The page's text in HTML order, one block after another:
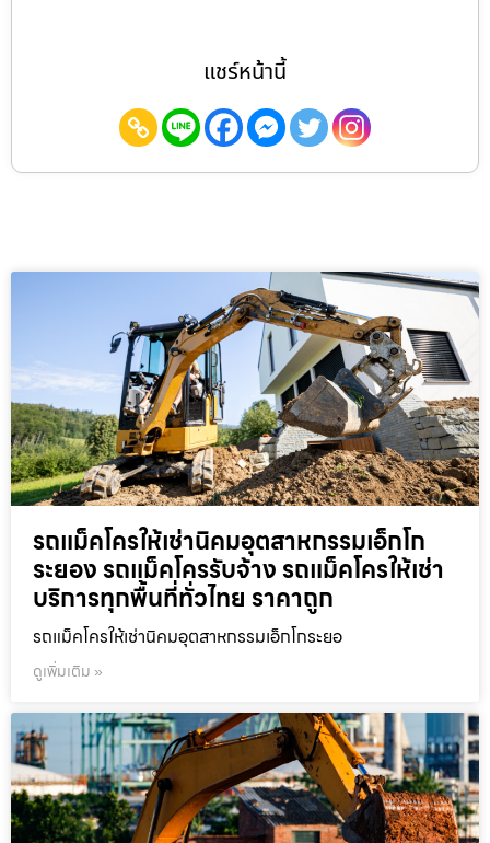
แชร์หน้านี้
รถแม็คโครให้เช่านิคมอุตสาหกรรมเอ็กโก
ระยอง รถแม็คโครรับจ้าง รถแม็คโครให้เช่า
บริการทุกพื้นที่ทั่วไทย ราคาถูก
รถแม็คโครให้เช่านิคมอุตสาหกรรมเอ็กโกระยอ
ดูเพิ่มเติม »